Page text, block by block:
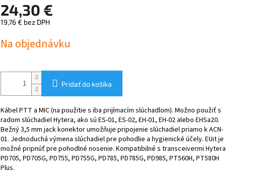
24,30 €
19,76 € bez DPH
cena:
Na objednávku
Pridať do košíka
Kábel PTT a MIC (na použitie s iba prijímacím slúchadlom). Možno použiť s
radom slúchadiel Hytera, ako sú ES-01, ES-02, EH-01, EH-02 alebo EHSa20.
Bežný 3,5 mm jack konektor umožňuje pripojenie slúchadiel priamo k ACN-
01. Jednoduchá výmena slúchadiel pre pohodlie a hygienické účely. EUit je
možné pripnúť pre pohodlné nosenie. Kompatibilné s transceivermi Hytera
PD705, PD705G, PD755, PD755G, PD785, PD785G, PD985, PT560H, PT580H
Plus.